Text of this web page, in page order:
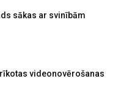
sākas ar svinībām
videonovērošanas